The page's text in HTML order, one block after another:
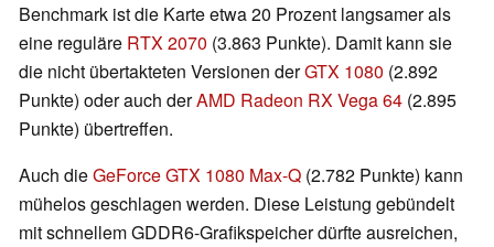
Benchmark ist die Karte etwa 20 Prozent langsamer als
eine reguläre RTX 2070 (3.863 Punkte). Damit kann sie
die nicht übertakteten Versionen derGTX 1080 (2.892
Punkte) oder auch derAMD Radeon RX Vega 64 (2.895
Punkte) übertreffen.
Auch dieGeForce GTX 1080 Max-Q (2.782 Punkte) kann
mühelos geschlagen werden. Diese Leistung gebündelt
mit schnellem GDDR6-Grafikspeicher dürfte ausreichen,